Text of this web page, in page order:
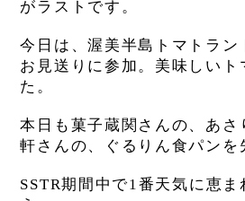
がラストです。
今日は、渥美半島トマトラン
お見送りに参加。美味しいト
た。
本日も菓子蔵関さんの、あさ
軒さんの、ぐるりん食パンを
SSTR期間中で1番天気に恵ま